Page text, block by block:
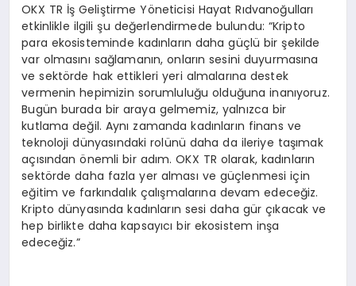
OKX TR İş Geliştirme Yöneticisi Hayat Rıdvanoğulları
etkinlikle ilgili şu değerlendirmede bulundu: “Kripto
para ekosisteminde kadınların daha güçlü bir şekilde
var olmasını sağlamanın, onların sesini duyurmasına
ve sektörde hak ettikleri yeri almalarına destek
vermenin hepimizin sorumluluğu olduğuna inanıyoruz.
Bugün burada bir araya gelmemiz, yalnızca bir
kutlama değil. Aynı zamanda kadınların finans ve
teknoloji dünyasındaki rolünü daha da ileriye taşımak
açısından önemli bir adım. OKX TR olarak, kadınların
sektörde daha fazla yer alması ve güçlenmesi için
eğitim ve farkındalık çalışmalarına devam edeceğiz.
Kripto dünyasında kadınların sesi daha gür çıkacak ve
hep birlikte daha kapsayıcı bir ekosistem inşa
edeceğiz.”